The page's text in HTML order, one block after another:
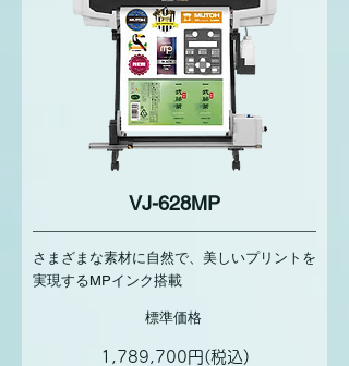
VJ-628MP
さまざまな素材に自然で、美しいプリントを
実現するMPインク搭載
標準価格
1,789,700円(税込)